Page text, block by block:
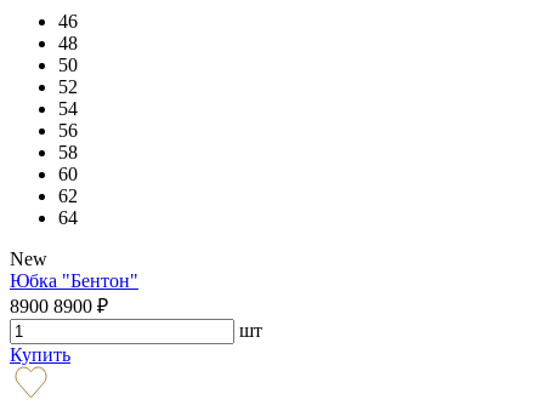
46
48
50
52
54
56
58
60
62
64
New
Юбка "Бентон"
8900 8900 ₽
шт
Купить